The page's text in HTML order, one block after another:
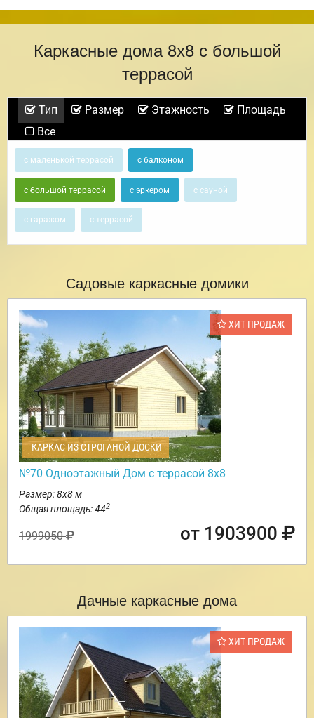
Каркасные дома 8х8 с большой
террасой
Тип Размер Этажность
Площадь
Все
с маленькой террасой с балконом
с большой террасой с эркером с сауной
с гаражом с террасой
Садовые каркасные домики
ХИТ ПРОДАЖ
КАРКАС ИЗ СТРОГАНОЙ ДОСКИ
№70 Одноэтажный Дом с террасой 8х8
Размер: 8х8 м
Общая площадь: 442
1999050 от 1903900
Дачные каркасные дома
ХИТ ПРОДАЖ